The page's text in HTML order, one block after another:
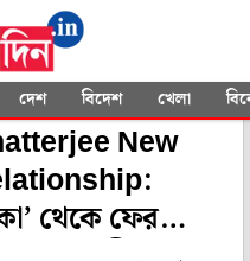
দেশ বিদেশ খেলা
" Lifestyle News"
New
থেকে ফের